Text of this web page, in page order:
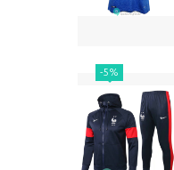
-5%